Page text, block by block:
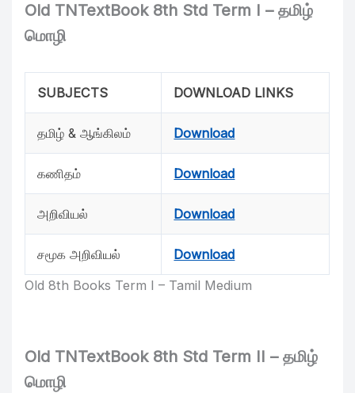
Old TNTextBook 8th Std Term I – தமிழ்
மொழி
SUBJECTS DOWNLOAD LINKS
தமிழ் & ஆங்கிலம் Download
கணிதம் Download
அறிவியல் Download
சமூக அறிவியல்
Download
Old 8th Books Term I – Tamil Medium
Old TNTextBook 8th Std Term II – தமிழ்
மொழி